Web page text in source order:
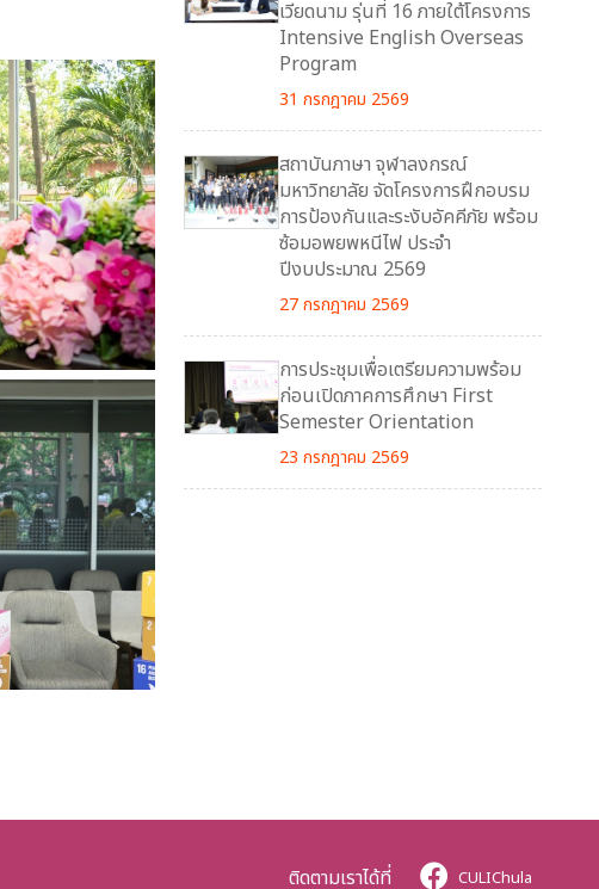
เวียดนาม รุ่นที่ 16 ภายใต้โครงการ
Intensive English Overseas
Program
31 กรกฎาคม 2569
สถาบันภาษา จุฬาลงกรณ์
มหาวิทยาลัย จัดโครงการฝึกอบรม
การป้องกันและระงับอัคคีภัย พร้อม
ซ้อมอพยพหนีไฟ ประจำ
ปีงบประมาณ 2569
27 กรกฎาคม 2569
การประชุมเพื่อเตรียมความพร้อม
ก่อนเปิดภาคการศึกษา First
Semester Orientation
23 กรกฎาคม 2569
ติดตามเราได้ที่ CULIChula